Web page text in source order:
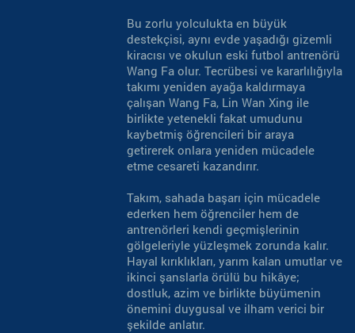
Bu zorlu yolculukta en büyük
destekçisi, aynı evde yaşadığı gizemli
kiracısı ve okulun eski futbol antrenörü
Wang Fa olur. Tecrübesi ve kararlılığıyla
takımı yeniden ayağa kaldırmaya
çalışan Wang Fa, Lin Wan Xing ile
birlikte yetenekli fakat umudunu
kaybetmiş öğrencileri bir araya
getirerek onlara yeniden mücadele
etme cesareti kazandırır.
Takım, sahada başarı için mücadele
ederken hem öğrenciler hem de
antrenörleri kendi geçmişlerinin
gölgeleriyle yüzleşmek zorunda kalır.
Hayal kırıklıkları, yarım kalan umutlar ve
ikinci şanslarla örülü bu hikâye;
dostluk, azim ve birlikte büyümenin
önemini duygusal ve ilham verici bir
şekilde anlatır.